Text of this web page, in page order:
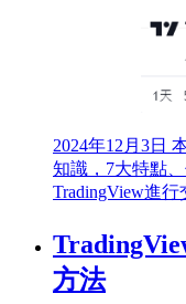
2024年12月3日
知識，7大特點
TradingView進行
方法